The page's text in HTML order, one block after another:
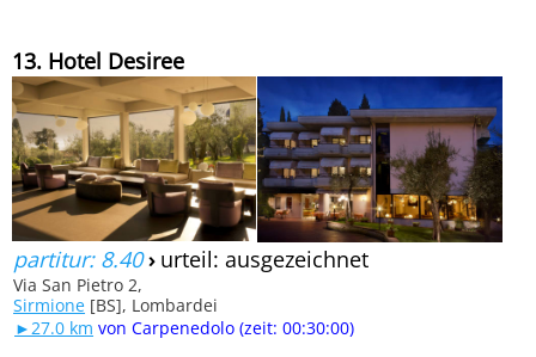
13. Hotel Desiree
partitur: 8.40› urteil: ausgezeichnet
Via San Pietro 2,
Sirmione [BS], Lombardei
►27.0 km von Carpenedolo (zeit: 00:30:00)